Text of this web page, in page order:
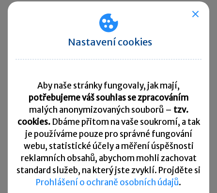
Pravidla pro reportování výsledků práce
Postup při pracovních úrazech
Jak zaměstnanec nahlásí úraz vzniklý při
práci doma.
Jak probíhá šetření (včetně možnosti
vstupu zaměstnavatele či pověřené
osoby do domácího prostředí).
Nastavení cookies
Aby naše stránky fungovaly, jak mají,
potřebujeme váš souhlas se zpracováním
malých anonymizovaných souborů – tzv.
cookies. Dbáme přitom na vaše soukromí, a tak
je používáme pouze pro správné fungování
webu, statistické účely a měření úspěšnosti
reklamních obsahů, abychom mohli zachovat
standard služeb, na který jste zvyklí. Projděte si
Prohlášení o ochraně osobních údajů.